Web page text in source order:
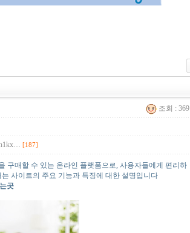
조회 : 369
[187]
구매할 수 있는 온라인 플랫폼으로, 사용자들에게 편리하
사이트의 주요 기능과 특징에 대한 설명입니다
곳